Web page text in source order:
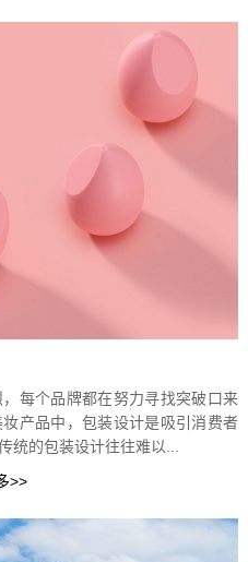
每个品牌都在努力寻找突破口来
产品中，包装设计是吸引消费者
统的包装设计往往难以...